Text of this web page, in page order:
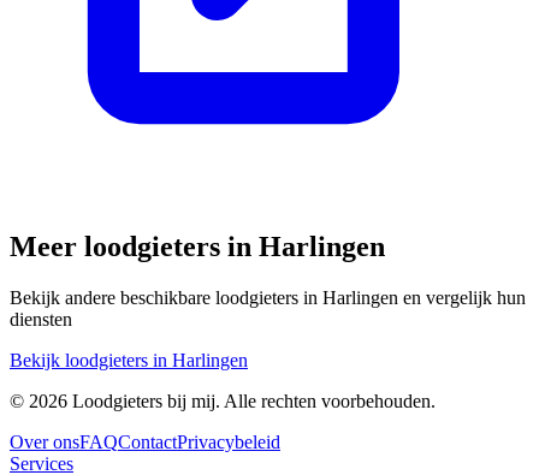
Meer loodgieters in Harlingen
Bekijk andere beschikbare loodgieters in Harlingen en vergelijk hun
diensten
Bekijk loodgieters in Harlingen
© 2026 Loodgieters bij mij. Alle rechten voorbehouden.
Over onsFAQContactPrivacybeleid
Services